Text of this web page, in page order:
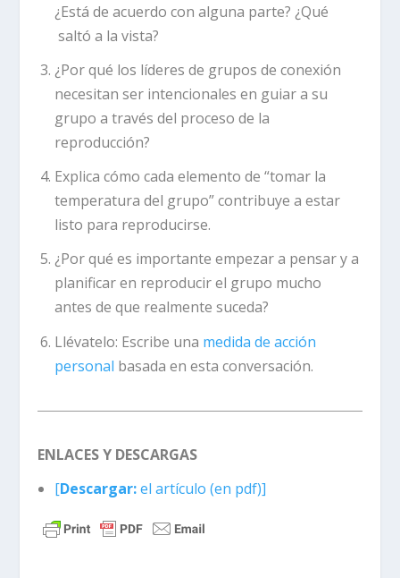
¿Está de acuerdo con alguna parte? ¿Qué
saltó a la vista?
¿Por qué los líderes de grupos de conexión
necesitan ser intencionales en guiar a su
grupo a través del proceso de la
reproducción?
Explica cómo cada elemento de “tomar la
temperatura del grupo” contribuye a estar
listo para reproducirse.
¿Por qué es importante empezar a pensar y a
planificar en reproducir el grupo mucho
antes de que realmente suceda?
Llévatelo: Escribe una medida de acción
personal basada en esta conversación.
ENLACES Y DESCARGAS
[Descargar:el artículo (en pdf)]